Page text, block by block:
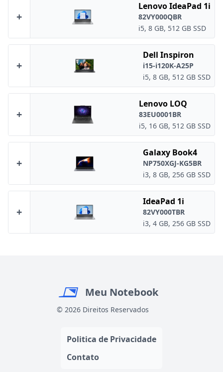
+
Lenovo IdeaPad 1i
82VY000QBR
i5, 8 GB, 512 GB SSD
+
Dell Inspiron
i15-i120K-A25P
i5, 8 GB, 512 GB SSD
+
Lenovo LOQ
83EU0001BR
i5, 16 GB, 512 GB SSD
+
Galaxy Book4
NP750XGJ-KG5BR
i3, 8 GB, 256 GB SSD
+
IdeaPad 1i
82VY000TBR
i3, 4 GB, 256 GB SSD
Meu Notebook
© 2026 Direitos Reservados
Politica de Privacidade
Contato